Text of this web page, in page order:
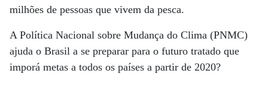
milhões de pessoas que vivem da pesca.
A Política Nacional sobre Mudança do Clima (PNMC)
ajuda o Brasil a se preparar para o futuro tratado que
imporá metas a todos os países a partir de 2020?